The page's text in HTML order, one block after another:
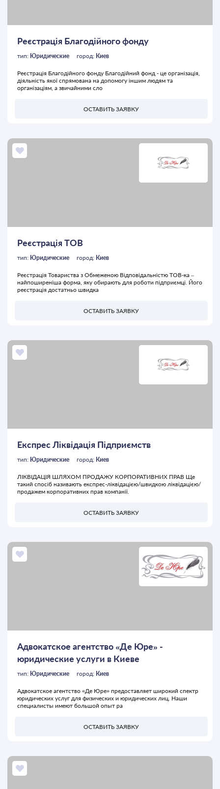
Реєстрація Благодійного фонду
тип: Юридические город: Киев
Реєстрація Благодійного фонду Благодійний фонд - це організація,
діяльність якої спрямована на допомогу іншим людям та
організаціям, а звичайними сло
ОСТАВИТЬ ЗАЯВКУ
Реєстрація ТОВ
тип: Юридические город: Киев
Реєстрація Товариства з Обмеженою Відповідальністю ТОВ-ка –
найпоширеніша форма, яку обирають для роботи підприємці. Його
реєстрація достатньо швидка
ОСТАВИТЬ ЗАЯВКУ
Експрес Ліквідація Підприємств
тип: Юридические город: Киев
ЛІКВІДАЦІЯ ШЛЯХОМ ПРОДАЖУ КОРПОРАТИВНИХ ПРАВ Ще
такий спосіб називають експрес-ліквідацією/швидкою ліквідацією/
продажем корпоративних прав компанії.
ОСТАВИТЬ ЗАЯВКУ
Адвокатское агентство «Де Юре» -
юридические услуги в Киеве
тип: Юридические город: Киев
Адвокатское агентство «Де Юре» предоставляет широкий спектр
юридических услуг для физических и юридических лиц. Наши
специалисты имеют большой опыт ра
ОСТАВИТЬ ЗАЯВКУ